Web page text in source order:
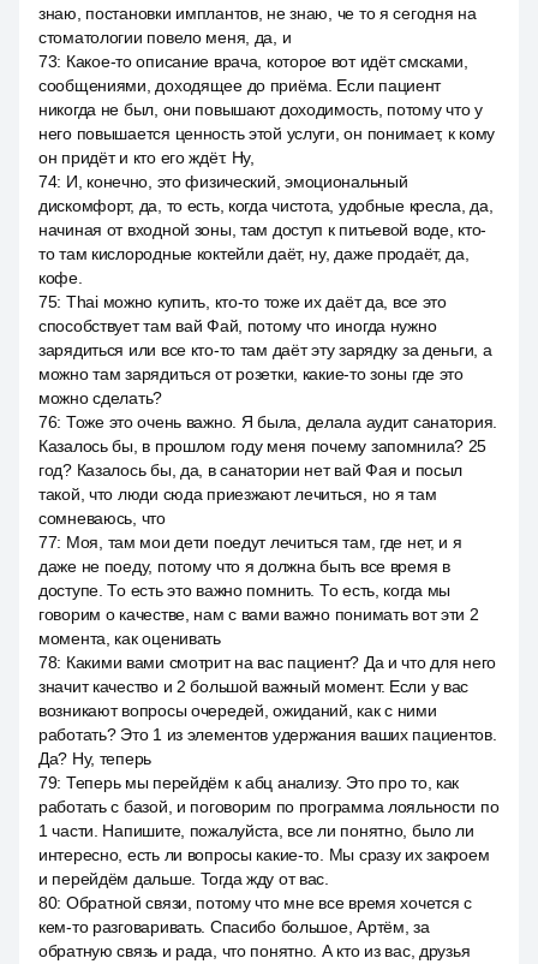
знаю, постановки имплантов, не знаю, че то я сегодня на
стоматологии повело меня, да, и
73: Какое-то описание врача, которое вот идёт смсками,
сообщениями, доходящее до приёма. Если пациент
никогда не был, они повышают доходимость, потому что у
него повышается ценность этой услуги, он понимает, к кому
он придёт и кто его ждёт. Ну,
74: И, конечно, это физический, эмоциональный
дискомфорт, да, то есть, когда чистота, удобные кресла, да,
начиная от входной зоны, там доступ к питьевой воде, кто-
то там кислородные коктейли даёт, ну, даже продаёт, да,
кофе.
75: Thai можно купить, кто-то тоже их даёт да, все это
способствует там вай Фай, потому что иногда нужно
зарядиться или все кто-то там даёт эту зарядку за деньги, а
можно там зарядиться от розетки, какие-то зоны где это
можно сделать?
76: Тоже это очень важно. Я была, делала аудит санатория.
Казалось бы, в прошлом году меня почему запомнила? 25
год? Казалось бы, да, в санатории нет вай Фая и посыл
такой, что люди сюда приезжают лечиться, но я там
сомневаюсь, что
77: Моя, там мои дети поедут лечиться там, где нет, и я
даже не поеду, потому что я должна быть все время в
доступе. То есть это важно помнить. То есть, когда мы
говорим о качестве, нам с вами важно понимать вот эти 2
момента, как оценивать
78: Какими вами смотрит на вас пациент? Да и что для него
значит качество и 2 большой важный момент. Если у вас
возникают вопросы очередей, ожиданий, как с ними
работать? Это 1 из элементов удержания ваших пациентов.
Да? Ну, теперь
79: Теперь мы перейдём к абц анализу. Это про то, как
работать с базой, и поговорим по программа лояльности по
1 части. Напишите, пожалуйста, все ли понятно, было ли
интересно, есть ли вопросы какие-то. Мы сразу их закроем
и перейдём дальше. Тогда жду от вас.
80: Обратной связи, потому что мне все время хочется с
кем-то разговаривать. Спасибо большое, Артём, за
обратную связь и рада, что понятно. А кто из вас, друзья